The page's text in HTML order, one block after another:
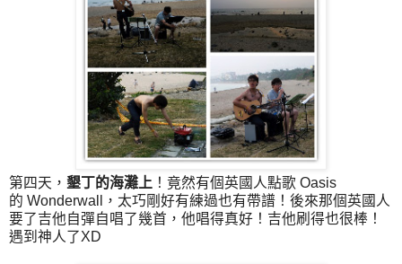
第四天， 墾丁的海灘上 ！竟然有個英國人點歌 Oasis
的 Wonderwall，太巧剛好有練過也有帶譜！後來那個英國人
要了吉他自彈自唱了幾首，他唱得真好！吉他刷得也很棒！
遇到神人了XD